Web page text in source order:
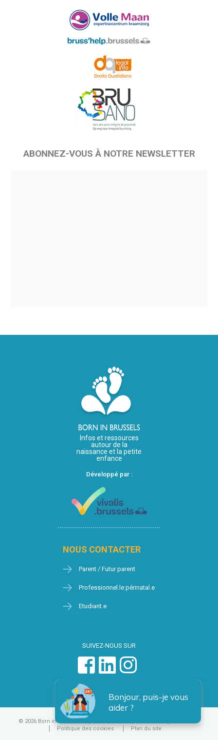
ABONNEZ-VOUS À NOTRE NEWSLETTER
Infos et ressources
autour de la
naissance et la petite
enfance
Développé par :
NOUS CONTACTER
Parent / Futur parent
Professionnel.le périnatal.e
Etudiant.e
SUIVEZ-NOUS SUR
Bonjour, puis-je vous
aider ?
© 2026 Born in Brussels
Politique des cookies
Plan du site